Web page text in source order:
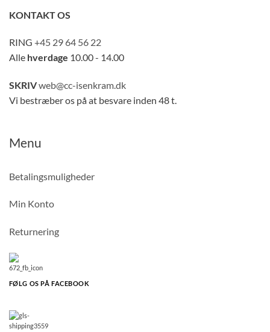
KONTAKT OS
RING +45 29 64 56 22
Alle hverdage 10.00 - 14.00
SKRIVweb@cc-isenkram.dk
Vi bestræber os på at besvare inden 48 t.
Menu
Betalingsmuligheder
Min Konto
Returnering
FØLG OS PÅ FACEBOOK